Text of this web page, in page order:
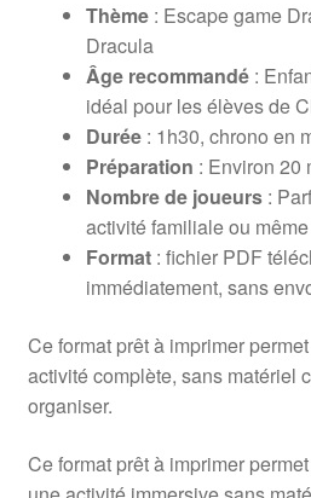
Thème: Escape game
Dracula
Âge recommandé:
idéal pour les élèves de
Durée: 1h30, chrono en
Préparation : Environ 20
Nombre de joueurs:
activité familiale ou
Format: fichier PDF
immédiatement, sans
Ce format prêt à imprimer
activité complète, sans matériel
organiser.
Ce format prêt à imprimer